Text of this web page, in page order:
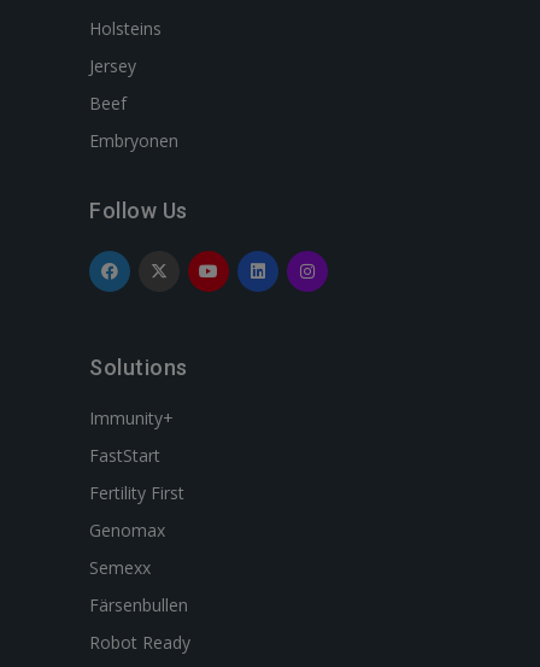
Holsteins
Jersey
Beef
Embryonen
Follow Us
Solutions
Immunity+
FastStart
Fertility First
Genomax
Semexx
Färsenbullen
Robot Ready